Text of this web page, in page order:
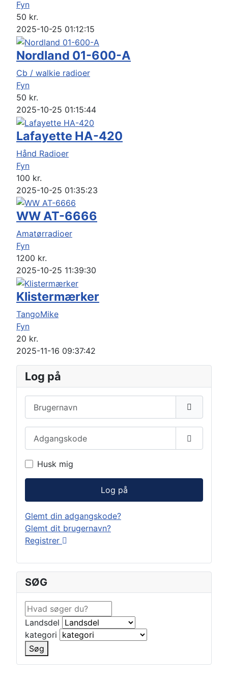
Fyn
50 kr.
2025-10-25 01:12:15
Nordland 01-600-A
Cb / walkie radioer
Fyn
50 kr.
2025-10-25 01:15:44
Lafayette HA-420
Hånd Radioer
Fyn
100 kr.
2025-10-25 01:35:23
WW AT-6666
Amatørradioer
Fyn
1200 kr.
2025-10-25 11:39:30
Klistermærker
TangoMike
Fyn
20 kr.
2025-11-16 09:37:42
Log på
Vis
Husk mig
Log på
Glemt din adgangskode?
Glemt dit brugernavn?
Registrer
SØG
Landsdel
kategori
Søg